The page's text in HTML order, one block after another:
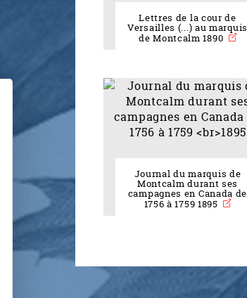
Hide cookie banner
Lettres de la cour de
Versailles (...) au marquis
de Montcalm 1890
Journal du marquis de
Montcalm durant ses
campagnes en Canada de
1756 à 1759 1895